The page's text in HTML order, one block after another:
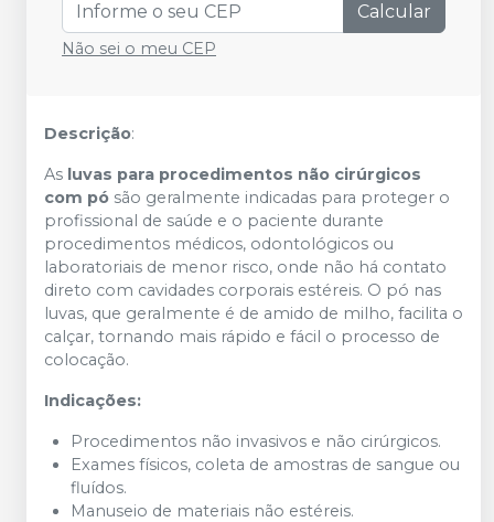
Calcular
Não sei o meu CEP
Descrição:
As luvas para procedimentos não cirúrgicos
com pó são geralmente indicadas para proteger o
profissional de saúde e o paciente durante
procedimentos médicos, odontológicos ou
laboratoriais de menor risco, onde não há contato
direto com cavidades corporais estéreis. O pó nas
luvas, que geralmente é de amido de milho, facilita o
calçar, tornando mais rápido e fácil o processo de
colocação.
Indicações:
Procedimentos não invasivos e não cirúrgicos.
Exames físicos, coleta de amostras de sangue ou
fluídos.
Manuseio de materiais não estéreis.